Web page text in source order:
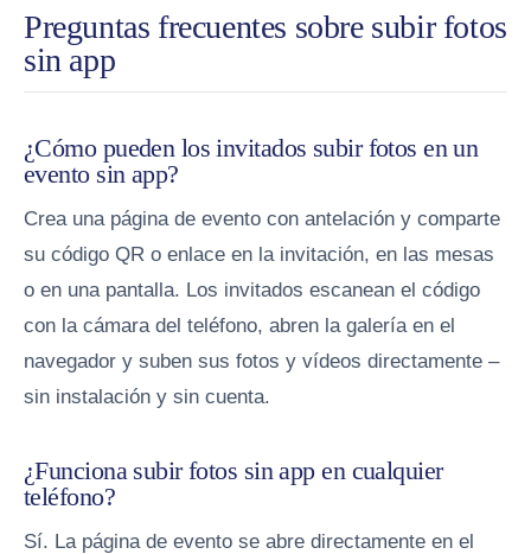
Preguntas frecuentes sobre subir fotos
sin app
¿Cómo pueden los invitados subir fotos en un
evento sin app?
Crea una página de evento con antelación y comparte
su código QR o enlace en la invitación, en las mesas
o en una pantalla. Los invitados escanean el código
con la cámara del teléfono, abren la galería en el
navegador y suben sus fotos y vídeos directamente –
sin instalación y sin cuenta.
¿Funciona subir fotos sin app en cualquier
teléfono?
Sí. La página de evento se abre directamente en el